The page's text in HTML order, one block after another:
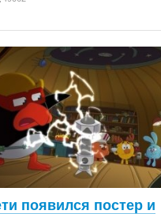
появился постер и